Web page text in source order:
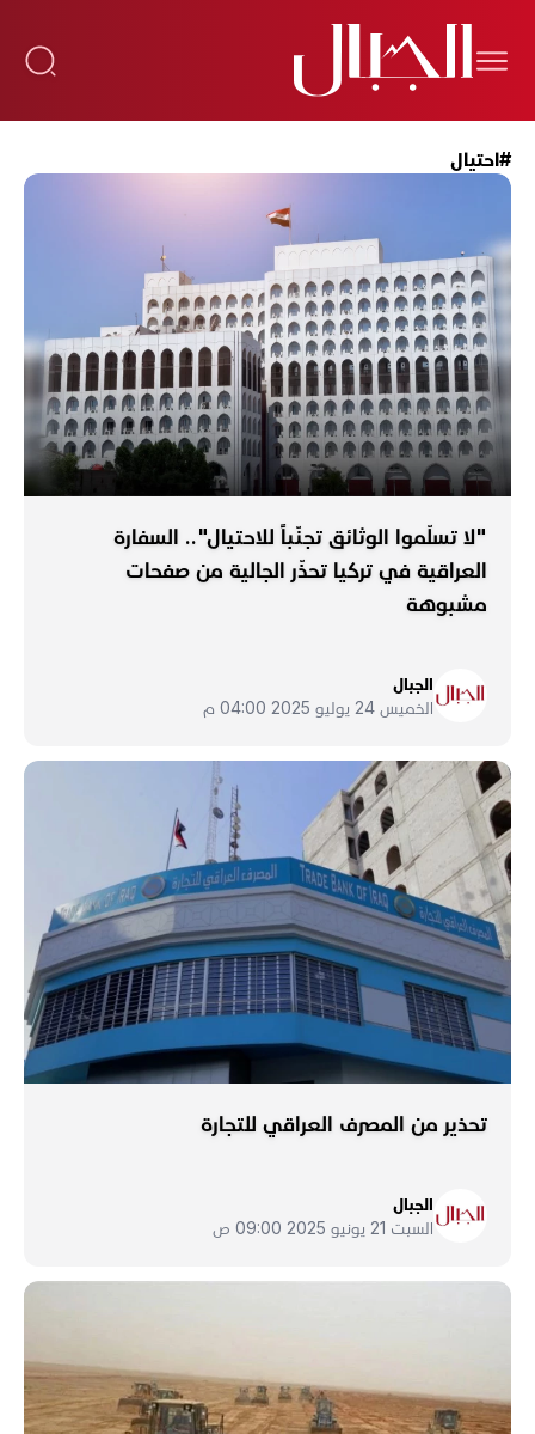
#احتيال
"لا تسلّموا الوثائق تجنّباً للاحتيال".. السفارة
العراقية في تركيا تحذّر الجالية من صفحات
مشبوهة
الجبال
الخميس 24 يوليو 2025 04:00 م
تحذير من المصرف العراقي للتجارة
الجبال
السبت 21 يونيو 2025 09:00 ص